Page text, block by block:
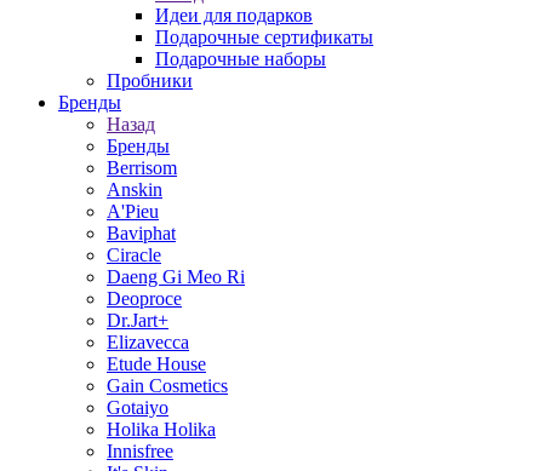
Идеи для подарков
Подарочные сертификаты
Подарочные наборы
Пробники
Бренды
Назад
Бренды
Berrisom
Anskin
A'Pieu
Baviphat
Ciracle
Daeng Gi Meo Ri
Deoproce
Dr.Jart+
Elizavecca
Etude House
Gain Cosmetics
Gotaiyo
Holika Holika
Innisfree